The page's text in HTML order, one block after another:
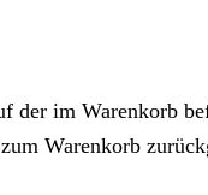
im Warenkorb
Warenkorb